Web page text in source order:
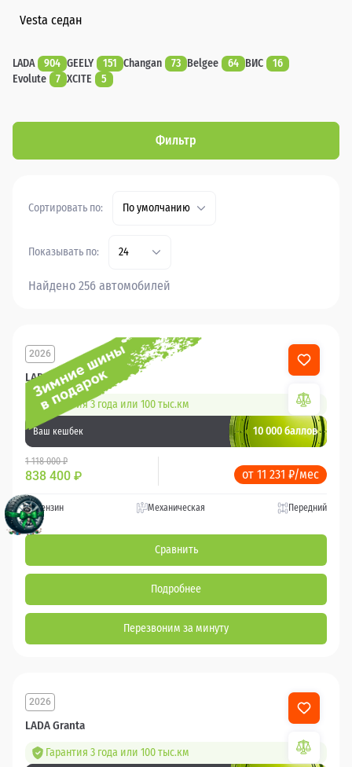
Vesta седан
LADA 904 GEELY 151 Changan 73 Belgee 64 ВИС
16
Evolute
7 XCITE 5
Фильтр
Сортировать по: По умолчанию
Показывать по: 24
Найдено 256 автомобилей
LADA Granta
2026
Гарантия 3 года или 100 тыс.км
Ваш кешбек 10 000 баллов
1 118 000 ₽
838 400 ₽ от 11 231 ₽/мес
Бензин Механическая Передний
Сравнить
Подробнее
Перезвоним за минуту
LADA Granta
2026
Гарантия 3 года или 100 тыс.км